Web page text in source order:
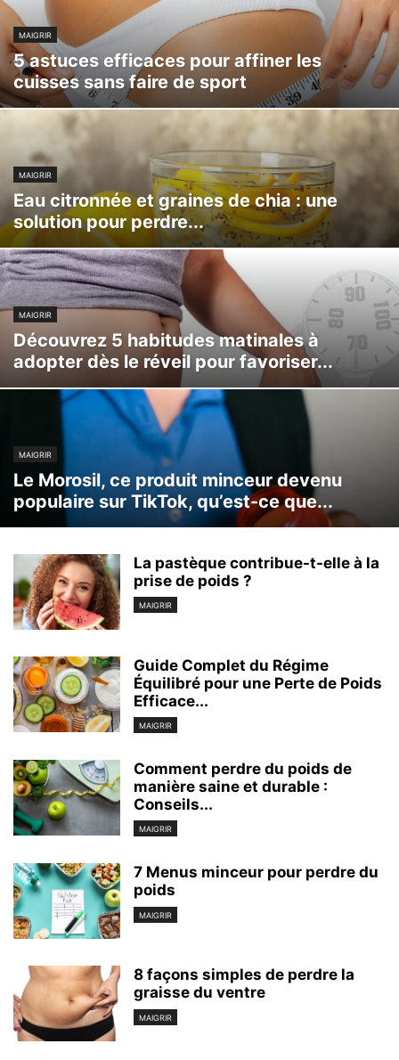
MAIGRIR
5 astuces efficaces pour affiner les
cuisses sans faire de sport
MAIGRIR
Eau citronnée et graines de chia : une
solution pour perdre...
MAIGRIR
Découvrez 5 habitudes matinales à
adopter dès le réveil pour favoriser...
MAIGRIR
Le Morosil, ce produit minceur devenu
populaire sur TikTok, qu’est-ce que...
La pastèque contribue-t-elle à la
prise de poids ?
MAIGRIR
Guide Complet du Régime
Équilibré pour une Perte de Poids
Efficace...
MAIGRIR
Comment perdre du poids de
manière saine et durable :
Conseils...
MAIGRIR
7 Menus minceur pour perdre du
poids
MAIGRIR
8 façons simples de perdre la
graisse du ventre
MAIGRIR